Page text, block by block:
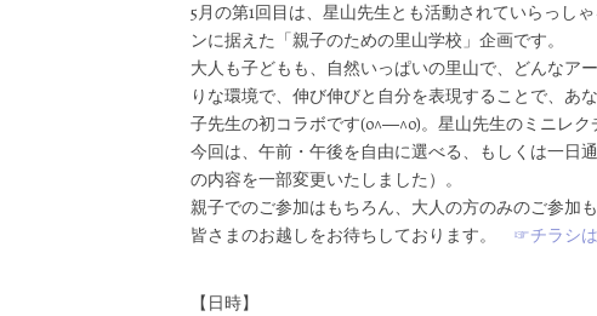
5月の第1回目は、星山先生とも活動されていらっし
ンに据えた「親子のための里山学校」企画です。
大人も子どもも、自然いっぱいの里山で、どんな
りな環境で、伸び伸びと自分を表現することで、あ
子先生の初コラボです(o^―^o)。星山先生のミニレク
今回は、午前・午後を自由に選べる、もしくは一日
の内容を一部変更いたしました）。
親子でのご参加はもちろん、大人の方のみのご参加も
皆さまのお越しをお待ちしております。 ☞チラシ
【日時】